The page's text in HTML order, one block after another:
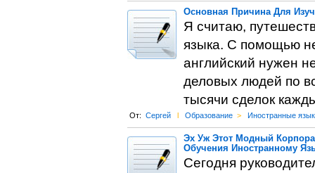
Основная Причина Для
Я считаю,
языка. С помощью
английский нужен
деловых людей по
тысячи сделок
От: Сергей l Образование > Иностранные
Эх Уж Этот Модный
Обучения Иностранному
Сегодня